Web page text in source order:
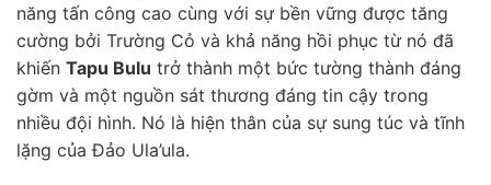
năng tấn công cao cùng với sự bền vững được tăng
cường bởi Trường Cỏ và khả năng hồi phục từ nó đã
khiến Tapu Bulu trở thành một bức tường thành đáng
gờm và một nguồn sát thương đáng tin cậy trong
nhiều đội hình. Nó là hiện thân của sự sung túc và tĩnh
lặng của Đảo Ula’ula.